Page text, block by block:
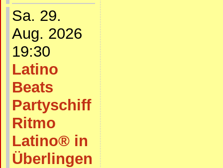
Sa. 29.
Aug. 2026
19:30
Latino
Beats
Partyschiff
Ritmo
Latino® in
Überlingen